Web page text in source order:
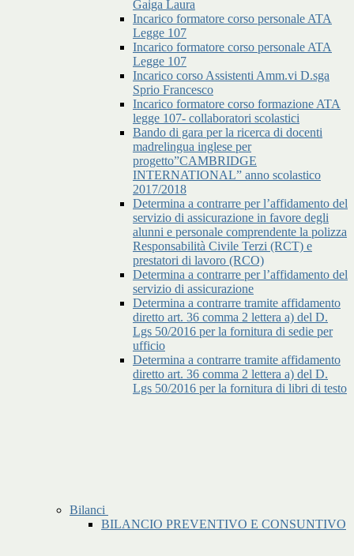
Gaiga Laura
Incarico formatore corso personale ATA
Legge 107
Incarico formatore corso personale ATA
Legge 107
Incarico corso Assistenti Amm.vi D.sga
Sprio Francesco
Incarico formatore corso formazione ATA
legge 107- collaboratori scolastici
Bando di gara per la ricerca di docenti
madrelingua inglese per
progetto”CAMBRIDGE
INTERNATIONAL” anno scolastico
2017/2018
Determina a contrarre per l’affidamento del
servizio di assicurazione in favore degli
alunni e personale comprendente la polizza
Responsabilità Civile Terzi (RCT) e
prestatori di lavoro (RCO)
Determina a contrarre per l’affidamento del
servizio di assicurazione
Determina a contrarre tramite affidamento
diretto art. 36 comma 2 lettera a) del D.
Lgs 50/2016 per la fornitura di sedie per
ufficio
Determina a contrarre tramite affidamento
diretto art. 36 comma 2 lettera a) del D.
Lgs 50/2016 per la fornitura di libri di testo
Bilanci
BILANCIO PREVENTIVO E CONSUNTIVO